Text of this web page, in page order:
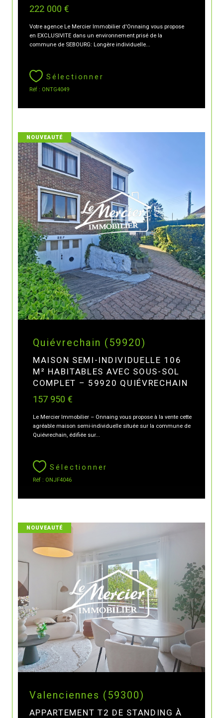
222 000 €
Votre agence Le Mercier Immobilier d'Onnaing vous propose
en EXCLUSIVITE dans un environnement prisé de la
commune de SEBOURG: Longère individuelle...
Sélectionner
Réf : ONTG4049
Quiévrechain (59920)
MAISON SEMI-INDIVIDUELLE 106
M² HABITABLES AVEC SOUS-SOL
COMPLET – 59920 QUIÉVRECHAIN
157 950 €
Le Mercier Immobilier – Onnaing vous propose à la vente cette
agréable maison semi-individuelle située sur la commune de
Quiévrechain, édifiée sur...
Sélectionner
Réf : ONJF4046
NOUVEAUTÉ
Valenciennes (59300)
APPARTEMENT T2 DE STANDING À
NOUVEAUTÉ